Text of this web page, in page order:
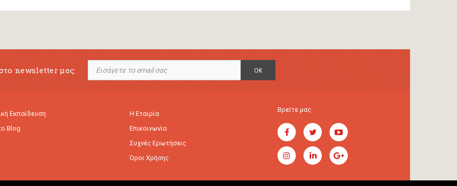
newsletter μας: OK
Εκπαίδευση
Blog
Η Εταιρία
Επικοινωνία
Συχνές Ερωτήσεις
Όροι Χρήσης
Βρείτε μας